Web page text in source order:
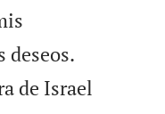
deseos.
de Israel